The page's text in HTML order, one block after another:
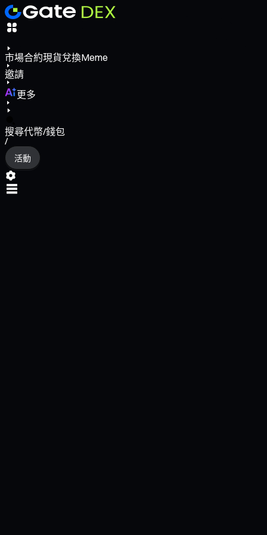
市場合約現貨兌換Meme
邀請
更多
搜尋代幣/錢包
/
活動